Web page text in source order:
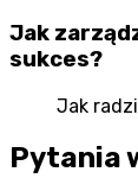
Jak
sukces?
Jak
Pytania